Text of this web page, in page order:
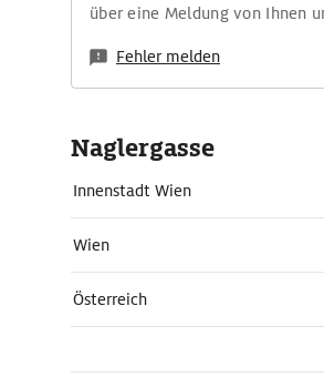
über eine Meldung von Ihnen
Fehler melden
Naglergasse
Innenstadt Wien
Wien
Österreich